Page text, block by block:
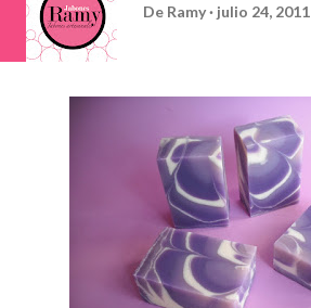
De Ramy julio 24, 2011